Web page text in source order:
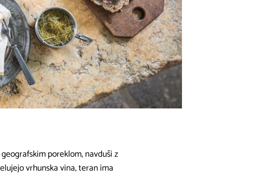
poreklom, navduši z
vrhunska vina, teran ima